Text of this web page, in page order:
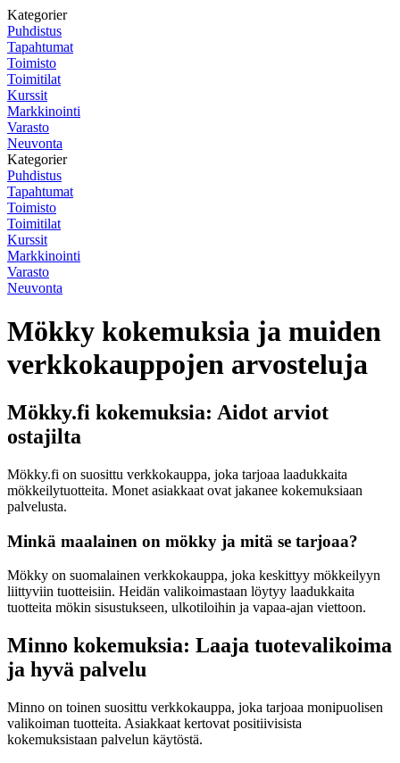
Kategorier
Puhdistus
Tapahtumat
Toimisto
Toimitilat
Kurssit
Markkinointi
Varasto
Neuvonta
Kategorier
Puhdistus
Tapahtumat
Toimisto
Toimitilat
Kurssit
Markkinointi
Varasto
Neuvonta
Mökky kokemuksia ja muiden
verkkokauppojen arvosteluja
Mökky.fi kokemuksia: Aidot arviot
ostajilta
Mökky.fi on suosittu verkkokauppa, joka tarjoaa laadukkaita
mökkeilytuotteita. Monet asiakkaat ovat jakanee kokemuksiaan
palvelusta.
Minkä maalainen on mökky ja mitä se tarjoaa?
Mökky on suomalainen verkkokauppa, joka keskittyy mökkeilyyn
liittyviin tuotteisiin. Heidän valikoimastaan löytyy laadukkaita
tuotteita mökin sisustukseen, ulkotiloihin ja vapaa-ajan viettoon.
Minno kokemuksia: Laaja tuotevalikoima
ja hyvä palvelu
Minno on toinen suosittu verkkokauppa, joka tarjoaa monipuolisen
valikoiman tuotteita. Asiakkaat kertovat positiivisista
kokemuksistaan palvelun käytöstä.